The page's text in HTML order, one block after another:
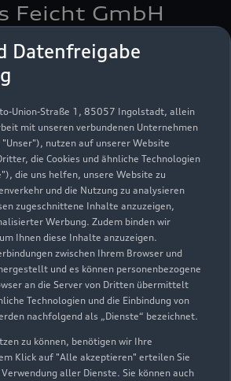
Datenfreigabe
Union-Straße 1, 85057 Ingolstadt, allein
mit unseren verbundenen Unternehmen
nutzen auf unserer Website
die Cookies und ähnliche Technologien
die uns helfen, unsere Website zu
und die Nutzung zu analysieren
zugeschnittene Inhalte anzuzeigen,
Werbung. Zudem binden wir
Ihnen diese Inhalte anzuzeigen.
zwischen Ihrem Browser und
und es können personenbezogene
an die Server von Dritten übermittelt
Technologien und die Einbindung von
nachfolgend als „Dienste“ bezeichnet.
zu können, benötigen wir Ihre
Klick auf "Alle akzeptieren" erteilen Sie
aller Dienste. Sie können auch
Feicht GmbH
tron
39